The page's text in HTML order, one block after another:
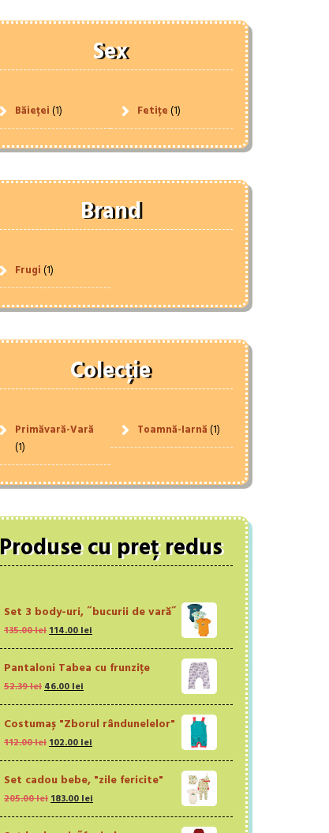
Sex
Băieței(1) Fetițe(1)
Brand
Frugi(1)
Colecție
Primăvară-Vară
(1)
Toamnă-Iarnă(1)
Produse cu preț redus
Set 3 body-uri, ˝bucurii de vară˝
135.00leiPrețul
inițial
a
fost:
135.00 lei.
114.00leiPrețul
curent
este:
114.00 lei.
Pantaloni Tabea cu frunzițe
52.39leiPrețul
inițial
a
fost:
52.39 lei.
46.00leiPrețul
curent
este:
46.00 lei.
Costumaș "Zborul rândunelelor"
112.00leiPrețul
inițial
a
fost:
112.00 lei.
102.00leiPrețul
curent
este:
102.00 lei.
Set cadou bebe, "zile fericite"
205.00leiPrețul
inițial
183.00leiPrețul
curent